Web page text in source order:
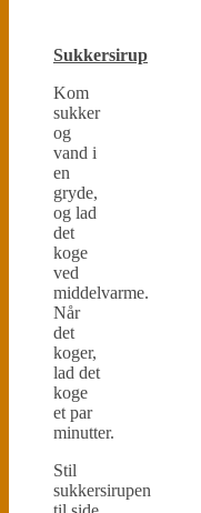
Sukkersirup
Kom
sukker
og
vand i
en
gryde,
og lad
det
koge
ved
middelvarme.
Når
det
koger,
lad det
koge
et par
minutter.
Stil
sukkersirupen